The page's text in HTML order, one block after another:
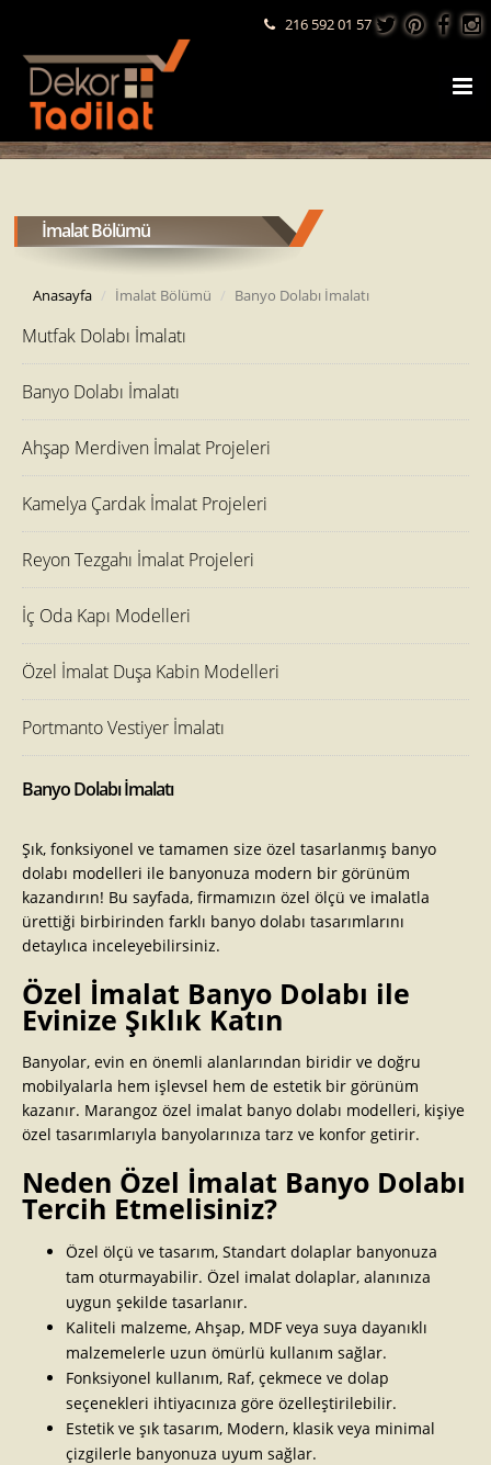
216 592 01 57
İmalat Bölümü
Anasayfa İmalat Bölümü Banyo Dolabı İmalatı
Mutfak Dolabı İmalatı
Banyo Dolabı İmalatı
Ahşap Merdiven İmalat Projeleri
Kamelya Çardak İmalat Projeleri
Reyon Tezgahı İmalat Projeleri
İç Oda Kapı Modelleri
Özel İmalat Duşa Kabin Modelleri
Portmanto Vestiyer İmalatı
Banyo Dolabı İmalatı
Şık, fonksiyonel ve tamamen size özel tasarlanmış banyo
dolabı modelleri ile banyonuza modern bir görünüm
kazandırın! Bu sayfada, firmamızın özel ölçü ve imalatla
ürettiği birbirinden farklı banyo dolabı tasarımlarını
detaylıca inceleyebilirsiniz.
Özel İmalat Banyo Dolabı ile
Evinize Şıklık Katın
Banyolar, evin en önemli alanlarından biridir ve doğru
mobilyalarla hem işlevsel hem de estetik bir görünüm
kazanır. Marangoz özel imalat banyo dolabı modelleri, kişiye
özel tasarımlarıyla banyolarınıza tarz ve konfor getirir.
Neden Özel İmalat Banyo Dolabı
Tercih Etmelisiniz?
Özel ölçü ve tasarım, Standart dolaplar banyonuza
tam oturmayabilir. Özel imalat dolaplar, alanınıza
uygun şekilde tasarlanır.
Kaliteli malzeme, Ahşap, MDF veya suya dayanıklı
malzemelerle uzun ömürlü kullanım sağlar.
Fonksiyonel kullanım, Raf, çekmece ve dolap
seçenekleri ihtiyacınıza göre özelleştirilebilir.
Estetik ve şık tasarım, Modern, klasik veya minimal
çizgilerle banyonuza uyum sağlar.